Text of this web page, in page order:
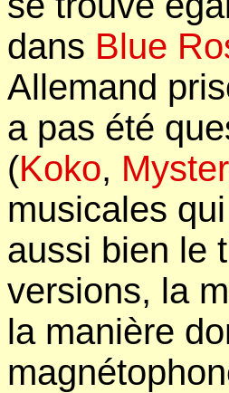
dans Blue
Allemand
a pas été
(Koko,
musicales
aussi bien le
versions, la
la manière